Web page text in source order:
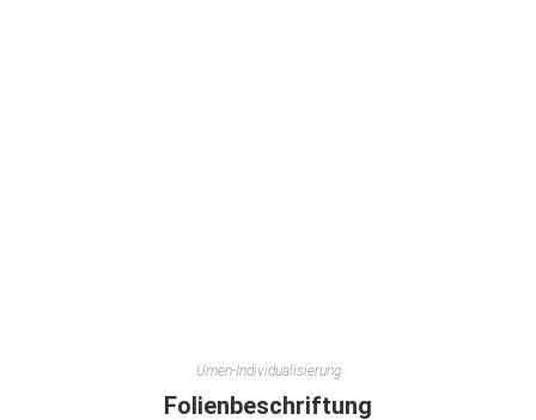
Urnen-Individualisierung
Folienbeschriftung